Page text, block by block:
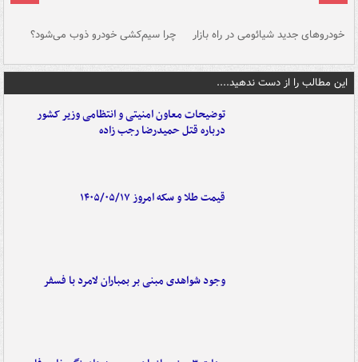
خودروهای جدید شیائومی در راه بازار چرا سیم‌کشی خودرو ذوب می‌شود؟
این مطالب را از دست ندهید....
توضیحات معاون امنیتی و انتظامی وزیر کشور
درباره قتل حمیدرضا رجب زاده
قیمت طلا و سکه امروز ۱۴۰۵/۰۵/۱۷
وجود شواهدی مبنی بر بمباران لامرد با فسفر